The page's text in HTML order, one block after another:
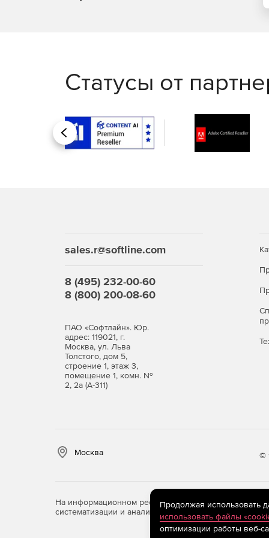
Статусы от
Назад
sales.r@softline.com
8 (495) 232-00-60
8 (800) 200-08-60
ПАО «Софтлайн». Юр.
адрес: 119021, г.
Москва, ул. Льва
Толстого, дом 5,
строение 1, этаж 3,
помещение 1, комн. №
2, 2а (А-311)
Москва ©
На информационном ресурсе store.softline.ru
систематизации и анализа сведений, относящихся
Продолжая использовать
использовать файлы
оптимизации работы веб-